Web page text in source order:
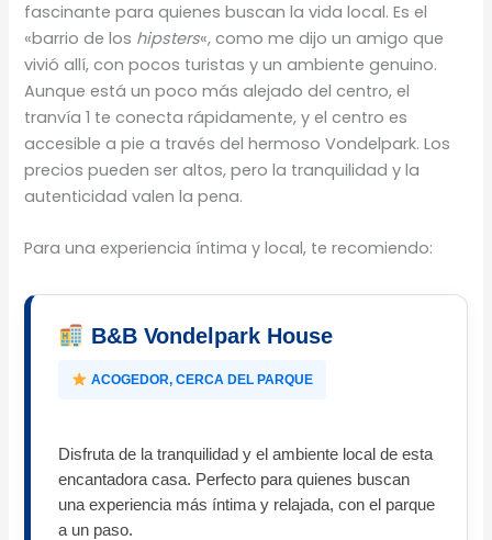
fascinante para quienes buscan la vida local. Es el
«barrio de los hipsters«, como me dijo un amigo que
vivió allí, con pocos turistas y un ambiente genuino.
Aunque está un poco más alejado del centro, el
tranvía 1 te conecta rápidamente, y el centro es
accesible a pie a través del hermoso Vondelpark. Los
precios pueden ser altos, pero la tranquilidad y la
autenticidad valen la pena.
Para una experiencia íntima y local, te recomiendo:
B&B Vondelpark House
ACOGEDOR, CERCA DEL PARQUE
Disfruta de la tranquilidad y el ambiente local de esta
encantadora casa. Perfecto para quienes buscan
una experiencia más íntima y relajada, con el parque
a un paso.